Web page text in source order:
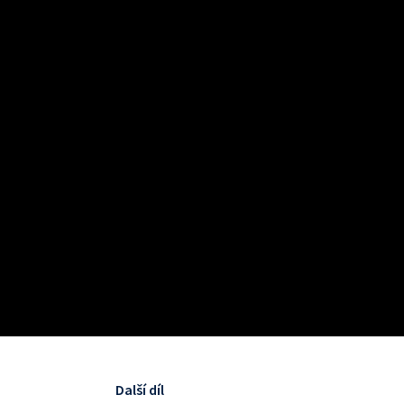
Další díl